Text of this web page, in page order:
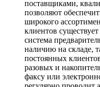
поставщиками,
позволяют
широкого
клиентов существует
система
наличию на складе,
постоянных
разовых и
факсу или